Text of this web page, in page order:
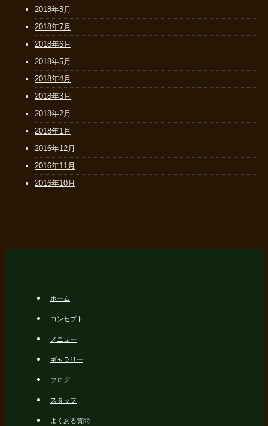
2018年8月
2018年7月
2018年6月
2018年5月
2018年4月
2018年3月
2018年2月
2018年1月
2016年12月
2016年11月
2016年10月
ホーム
コンセプト
メニュー
ギャラリー
ブログ
スタッフ
よくある質問